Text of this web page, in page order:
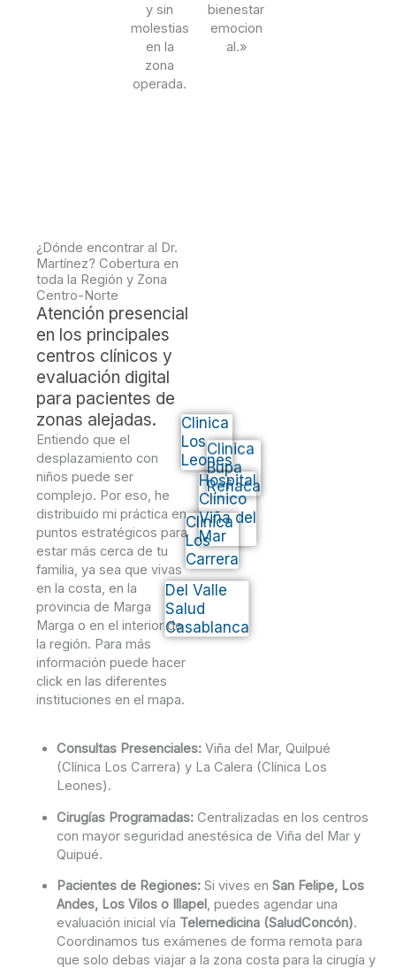
y sin
molestias
en la
zona
operada.
bienestar
emocion
al.»
¿Dónde encontrar al Dr.
Martínez? Cobertura en
toda la Región y Zona
Centro-Norte
Atención presencial
en los principales
centros clínicos y
evaluación digital
para pacientes de
zonas alejadas.
Entiendo que el
desplazamiento con
niños puede ser
complejo. Por eso, he
distribuido mi práctica en
puntos estratégicos para
estar más cerca de tu
familia, ya sea que vivas
en la costa, en la
provincia de Marga
Marga o en el interior de
la región. Para más
información puede hacer
click en las diferentes
instituciones en el mapa.
Clinica
Bupa
Reñaca
Clinica
Los
Carrera
Clinica
Los
Leones
Del Valle
Salud
Casablanca
Hospital
Clínico
Viña del
Mar
Consultas Presenciales: Viña del Mar, Quilpué
(Clínica Los Carrera) y La Calera (Clínica Los
Leones).
Cirugías Programadas: Centralizadas en los centros
con mayor seguridad anestésica de Viña del Mar y
Quipué.
Pacientes de Regiones: Si vives enSan Felipe, Los
Andes, Los Vilos o Illapel, puedes agendar una
evaluación inicial vía Telemedicina (SaludConcón).
Coordinamos tus exámenes de forma remota para
que solo debas viajar a la zona costa para la cirugía y